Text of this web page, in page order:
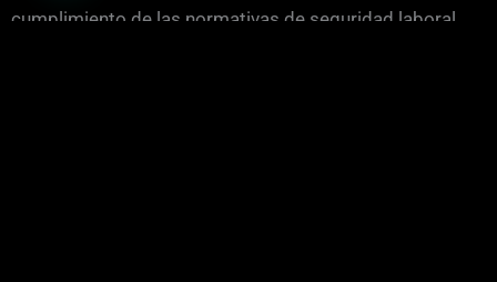
cumplimiento de las normativas de seguridad laboral.